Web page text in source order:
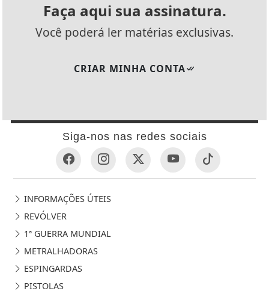
Faça aqui sua assinatura.
Você poderá ler matérias exclusivas.
CRIAR MINHA CONTA
Siga-nos nas redes sociais
INFORMAÇÕES ÚTEIS
REVÓLVER
1ª GUERRA MUNDIAL
METRALHADORAS
ESPINGARDAS
PISTOLAS